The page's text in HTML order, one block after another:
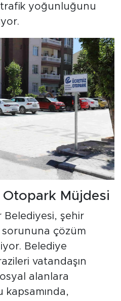
trafik yoğunluğunu
Otopark Müjdesi
Belediyesi, şehir
çözüm
Belediye
vatandaşın
alanlara